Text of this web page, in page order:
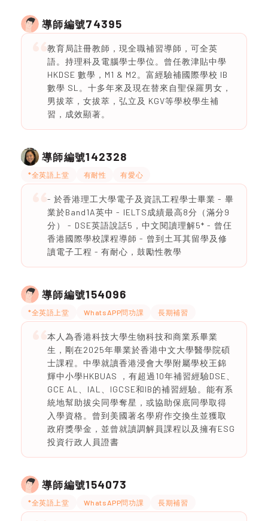
導師編號74395
教育局註冊教師，現全職補習導師，可全英
語。持理科及電腦學士學位。曾任教津貼中學
HKDSE 數學，M1 & M2。富經驗補國際學校 IB
數學 SL。十多年來及現在替來自聖保羅男女，
男拔萃，女拔萃，弘立及 KGV等學校學生補
習，成效顯著。
導師編號142328
*全英語上堂 有耐性 有愛心
- 於香港理工大學電子及資訊工程學士畢業 - ⁠畢
業於Band1A英中 - ⁠IELTS成績最高8分（滿分9
分） - ⁠DSE英語說話5，中文閱讀理解5* - ⁠曾仼
香港國際學校課程導師 - ⁠曾到土耳其留學及修
讀電子工程 - 有耐心，鼓勵性教學
導師編號154096
*全英語上堂 WhatsAPP問功課 長期補習
本人為香港科技大學生物科技和商業系畢業
生，剛在2025年畢業於香港中文大學醫學院碩
士課程。中學就讀香港浸會大學附屬學校王錦
輝中小學HKBUAS ，有超過10年補習經驗DSE、
GCE AL、IAL、IGCSE和IB的補習經驗。能有系
統地幫助拔尖同學奪星，或協助保底同學取得
入學資格。曾到美國著名學府作交換生並獲取
政府獎學金，並曾就讀調解員課程以及擁有ESG
投資行政人員證書
導師編號154073
*全英語上堂 WhatsAPP問功課 長期補習